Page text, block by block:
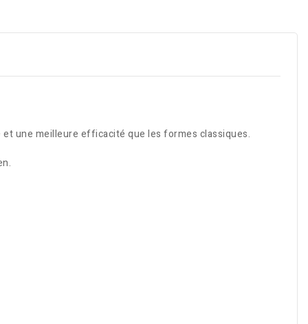
une meilleure efficacité que les formes classiques.